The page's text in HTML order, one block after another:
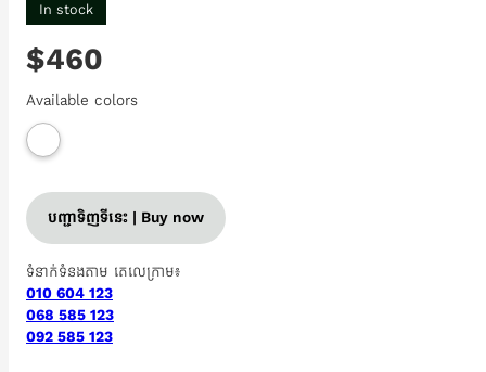
In stock
$460
Available colors
បញ្ជាទិញទីនេះ | Buy now
ទំនាក់ទំនងតាម តេលេក្រាម៖
010 604 123
068 585 123
092 585 123